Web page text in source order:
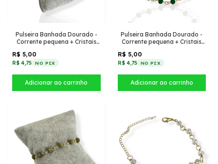
Pulseira Banhada Dourado -
Corrente pequena + Cristais
R$ 5,00
R$ 4,75 NO PIX
Pulseira Banhada Dourado -
Corrente pequena + Cristais
R$ 5,00
R$ 4,75 NO PIX